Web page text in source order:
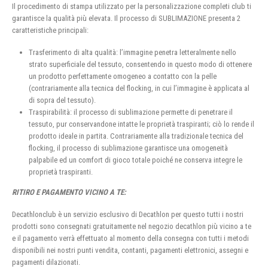
Il procedimento di stampa utilizzato per la personalizzazione completi club ti
garantisce la qualità più elevata. Il processo di SUBLIMAZIONE presenta 2
caratteristiche principali:
Trasferimento di alta qualità: l’immagine penetra letteralmente nello
strato superficiale del tessuto, consentendo in questo modo di ottenere
un prodotto perfettamente omogeneo a contatto con la pelle
(contrariamente alla tecnica del flocking, in cui l’immagine è applicata al
di sopra del tessuto).
Traspirabilità: il processo di sublimazione permette di penetrare il
tessuto, pur conservandone intatte le proprietà traspiranti; ciò lo rende il
prodotto ideale in partita. Contrariamente alla tradizionale tecnica del
flocking, il processo di sublimazione garantisce una omogeneità
palpabile ed un comfort di gioco totale poiché ne conserva integre le
proprietà traspiranti.
RITIRO E PAGAMENTO VICINO A TE:
Decathlonclub è un servizio esclusivo di Decathlon per questo tutti i nostri
prodotti sono consegnati gratuitamente nel negozio decathlon più vicino a te
e il pagamento verrà effettuato al momento della consegna con tutti i metodi
disponibili nei nostri punti vendita, contanti, pagamenti elettronici, assegni e
pagamenti dilazionati.